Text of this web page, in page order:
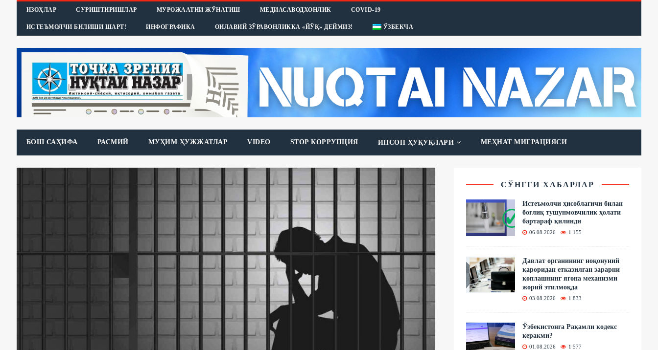
ИЗОҲЛАР СУРИШТИРИШЛАР МУРОЖААТНИ ЖЎНАТИШ МЕДИАСАВОДХОНЛИК COVID-19
ИСТЕЪМОЛЧИ БИЛИШИ ШАРТ! ИНФОГРАФИКА ОИЛАВИЙ ЗЎРАВОНЛИККА «ЙЎҚ» ДЕЙМИЗ! ЎЗБЕКЧА
БОШ САҲИФА РАСМИЙ МУҲИМ ҲУЖЖАТЛАР VIDEO STOP КОРРУПЦИЯ ИНСОН ҲУҚУҚЛАРИ МЕҲНАТ МИГРАЦИЯСИ
СЎНГГИ ХАБАРЛАР
Истеъмолчи ҳисоблагичи билан
боғлиқ тушунмовчилик ҳолати
бартараф қилинди
06.08.2026 1 155
Давлат органининг ноқонуний
қароридан етказилган зарарни
қоплашнинг ягона механизми
жорий этилмоқда
03.08.2026 1 833
Ўзбекистонга Рақамли кодекс
керакми?
01.08.2026 1 577